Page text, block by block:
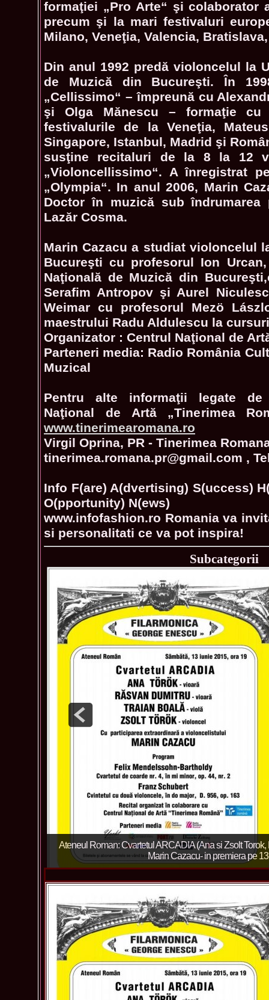
formaţiei „Pro Arte“ şi colaborator
precum şi la mari festivaluri
Milano, Veneţia, Valencia,
Din anul 1992 predă violoncelul la
de Muzică din Bucureşti. În
„Cellissimo“ – împreună cu
şi Olga Mănescu – formaţie
festivalurile de la Veneţia,
Singapore, Istanbul, Madrid şi
susţine recitaluri de la 8 la 12
„Violoncellissimo“. A înregistrat
„Olympia“. In anul 2006, Marin
Doctor în muzică sub îndrumarea
Lazăr Cosma.
Marin Cazacu a studiat violoncelul
Bucureşti cu profesorul Ion
Naţională de Muzică din
Serafim Antropov şi Aurel
Weimar cu profesorul Mezö
maestrului Radu Aldulescu la
Organizator : Centrul Naţional de
Parteneri media: Radio România
Muzical
Pentru alte informaţii legate de
Naţional de Artă „Tinerimea
www.tinerimearomana.ro
Virgil Oprina, PR - Tinerimea
tinerimea.romana.pr@gmail.com ,
Info F(are) A(dvertising) S(uccess)
O(pportunity) N(ews)
www.infofashion.ro Romania va
si personalitati ce va pot inspira!
Subcategorii
Ateneul Roman: Cvartetul ARCADIA (Ana si Zsolt
Marin Cazacu- in premiera pe